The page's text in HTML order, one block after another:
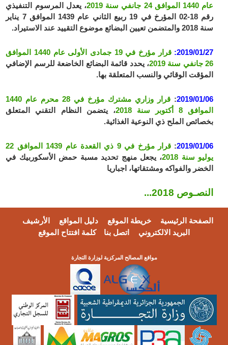
عام 1440 الموافق 24 جانفي سنة 2019
، يعدل المرسوم التنفيذي
رقم 18-02 المؤرخ في 19 ربيع الثاني عام 1439 الموافق 7 يناير
سنة 2018 والمتضمن تعيين البضائع موضوع التقييد عند الاستيراد.
2019/01/27:
قرار مؤرخ في 19 جمادى الأولى عام 1440 الموافق
26 جانفي سنة 2019
، يحدد قائمة البضائع الخاضعة للرسم الإضافي
المؤقت الوقائي والنسب المتعلقة بها.
2019/01/06
:
قرار وزاري مشترك مؤرخ في 28 محرم عام 1440
الموافق 8 أكتوبر سنة 2018
، يتضمن النظام التقني المتعلق
بخصائص الملح ذي النوعية الغذائية.
2019/01/06
:
قرار مؤرخ في 9 ذي القعدة عام 1439 الموافق 22
يوليو سنة 2018
، يجعل منهج تحديد مسبة حمض الأسكوربيك في
الخضر والفواكه ومشتقاتها، اجباريا
النصـوص 2018...
الصفحة الرئيسية خريطة الموقع دليل المواقع
الأرشيف
البريد الالكتروني
اتصل بنا كلمة افتتاح الموقع
مواقع المصالح المركزية لوزارة التجارة